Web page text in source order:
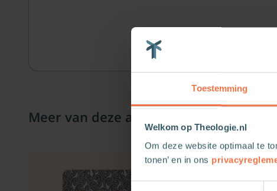
Toestemming
Welkom op Theologie.nl
Om deze website optimaal te
tonen’ en in ons
Meer van deze auteur